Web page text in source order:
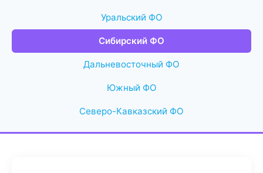
Уральский ФО
Сибирский ФО
Дальневосточный ФО
Южный ФО
Северо-Кавказский ФО